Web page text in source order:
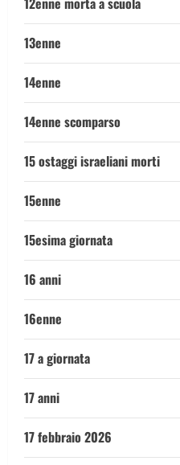
13enne
14enne
14enne scomparso
15 ostaggi israeliani morti
15enne
15esima giornata
16 anni
16enne
17 a giornata
17 anni
17 febbraio 2026